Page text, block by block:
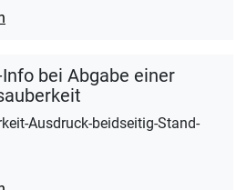
bei Abgabe einer
Ausdruck-beidseitig-Stand-